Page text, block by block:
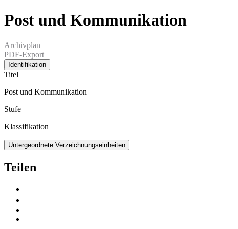
Post und Kommunikation
Archivplan
PDF-Export
Identifikation
Titel
Post und Kommunikation
Stufe
Klassifikation
Untergeordnete Verzeichnungseinheiten
Teilen